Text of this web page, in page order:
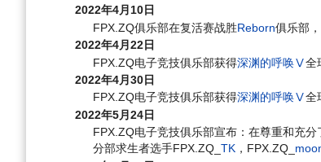
2022年4月10日
FPX.ZQ俱乐部在复活赛战胜Reborn俱乐部
2022年4月22日
FPX.ZQ电子竞技俱乐部获得深渊的呼唤Ⅴ全
2022年4月30日
FPX.ZQ电子竞技俱乐部获得深渊的呼唤Ⅴ全
2022年5月24日
FPX.ZQ电子竞技俱乐部宣布：在尊重和充
分部求生者选手FPX.ZQ_TK ，FPX.ZQ_